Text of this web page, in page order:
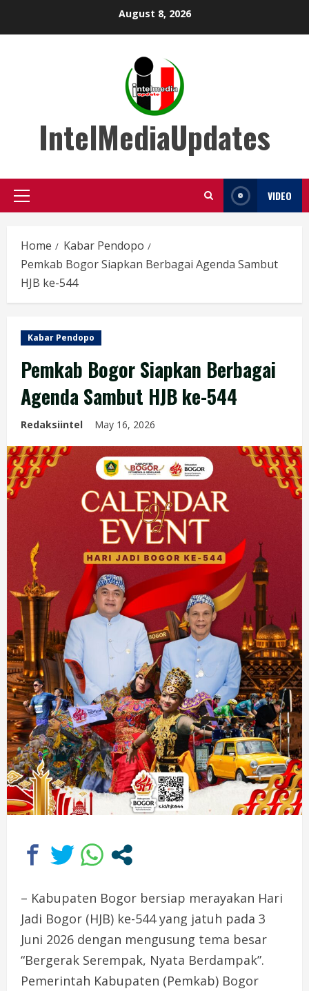
August 8, 2026
IntelMediaUpdates
Primary
VIDEO
Home
Kabar Pendopo
Pemkab Bogor Siapkan Berbagai Agenda Sambut
HJB ke-544
Kabar Pendopo
Pemkab Bogor Siapkan Berbagai
Agenda Sambut HJB ke-544
Redaksiintel May 16, 2026
– Kabupaten Bogor bersiap merayakan Hari
Jadi Bogor (HJB) ke-544 yang jatuh pada 3
Juni 2026 dengan mengusung tema besar
“Bergerak Serempak, Nyata Berdampak”.
Pemerintah Kabupaten (Pemkab) Bogor